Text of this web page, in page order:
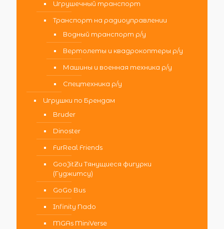
Игрушечный транспорт
Транспорт на радиоуправлении
Водный транспорт р/у
Вертолеты и квадрокоптеры р/у
Машины и военная техника р/у
Спецтехника р/у
Игрушки по Брендам
Bruder
Dinoster
FurReal Friends
GooJitZu Тянущиеся фигурки
(Гуджитсу)
GoGo Bus
Infinity Nado
MGAs MiniVerse